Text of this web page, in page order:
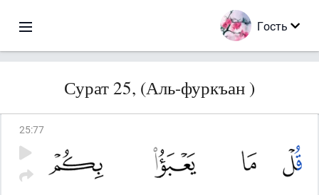
Гость
Сурат 25, (Аль-фуркъан )
25:77